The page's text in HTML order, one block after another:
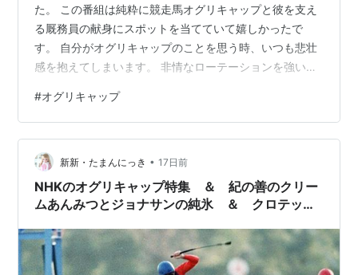
血統
父：ダンシングキャップ
母：ホワイトナルビー
母の父：Silver Shark
近親
妹：オグリローマン
主な産駒
オグリワン：小倉3歳S（現小倉2歳S）2着
アラマサキャップ：クイーンS2着
騎手
青木達彦
た。 この番組は純粋に競走馬オグリキャップと彼を支え
る厩務員の献身にスポットを当てていて嬉しかったで
す。 自分がオグリキャップのことを思う時、いつも悲壮
感を抱えてしまいます。 非情なローテーションを強いら
まう。 ラストランの有馬記念を勝利。 無事に現役を終え
られて良かったね、という気持ちが一層強くなったドキ
ュメンタリー番組でした。 ゲストの武騎手の話で右手
前・左手前の話は興味深かったです。 オグリキャップの
弱点を分析して戦術を組み立てるところ、5000勝する騎
手は違うなと思いました。 オグリキャ…
#オグリキャップ
新新・たまんにっき • 17日前
NHKのオグリキャップ特集 ＆ 紀の善のクリー
ムあんみつとジョナサンの純氷 ＆ クロテッド